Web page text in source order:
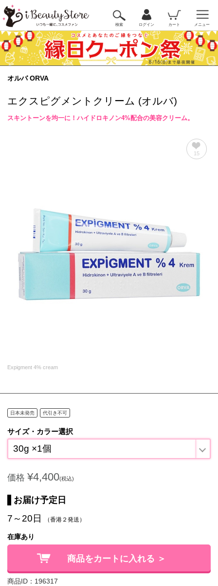
検索 ログイン カート メニュー
オルバ ORVA
エクスピグメントクリーム (オルバ)
スキントーンを均一に！ハイドロキノン4%配合の美容クリーム。
15
Expigment 4% cream
日本未発売 代引き不可
サイズ・カラー選択
30g ×1個
価格 ¥4,400(税込)
お届け予定日
7～20日 （香港２発送）
在庫あり
商品をカートに入れる ＞
商品ID：196317